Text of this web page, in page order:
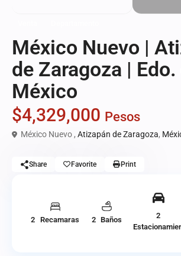
México Nuevo |
de Zaragoza | Edo.
México
$4,329,000 Pesos
México Nuevo , Atizapán de Zaragoza,
Share Favorite Print
2 Recamaras 2 Baños
2